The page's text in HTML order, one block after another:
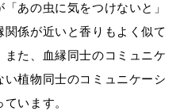
あの虫に気をつけないと」
係が近いと香りもよく似て
た、血縁同士のコミュニケ
植物同士のコミュニケーシ
います。